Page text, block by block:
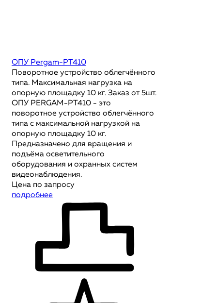
ОПУ Pergam-PT410
Поворотное устройство облегчённого
типа. Максимальная нагрузка на
опорную площадку 10 кг. Заказ от 5шт.
ОПУ PERGAM-PT410 - это
поворотное устройство облегчённого
типа с максимальной нагрузкой на
опорную площадку 10 кг.
Предназначено для вращения и
подъёма осветительного
оборудования и охранных систем
видеонаблюдения.
Цена по запросу
подробнее